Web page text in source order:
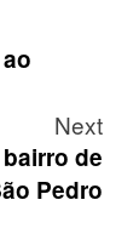
Next
de
Pedro